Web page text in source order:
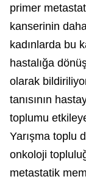
primer
kanserinin
kadınlarda bu
hastalığa
olarak
tanısının
toplumu
Yarışma toplu
onkoloji
metastatik